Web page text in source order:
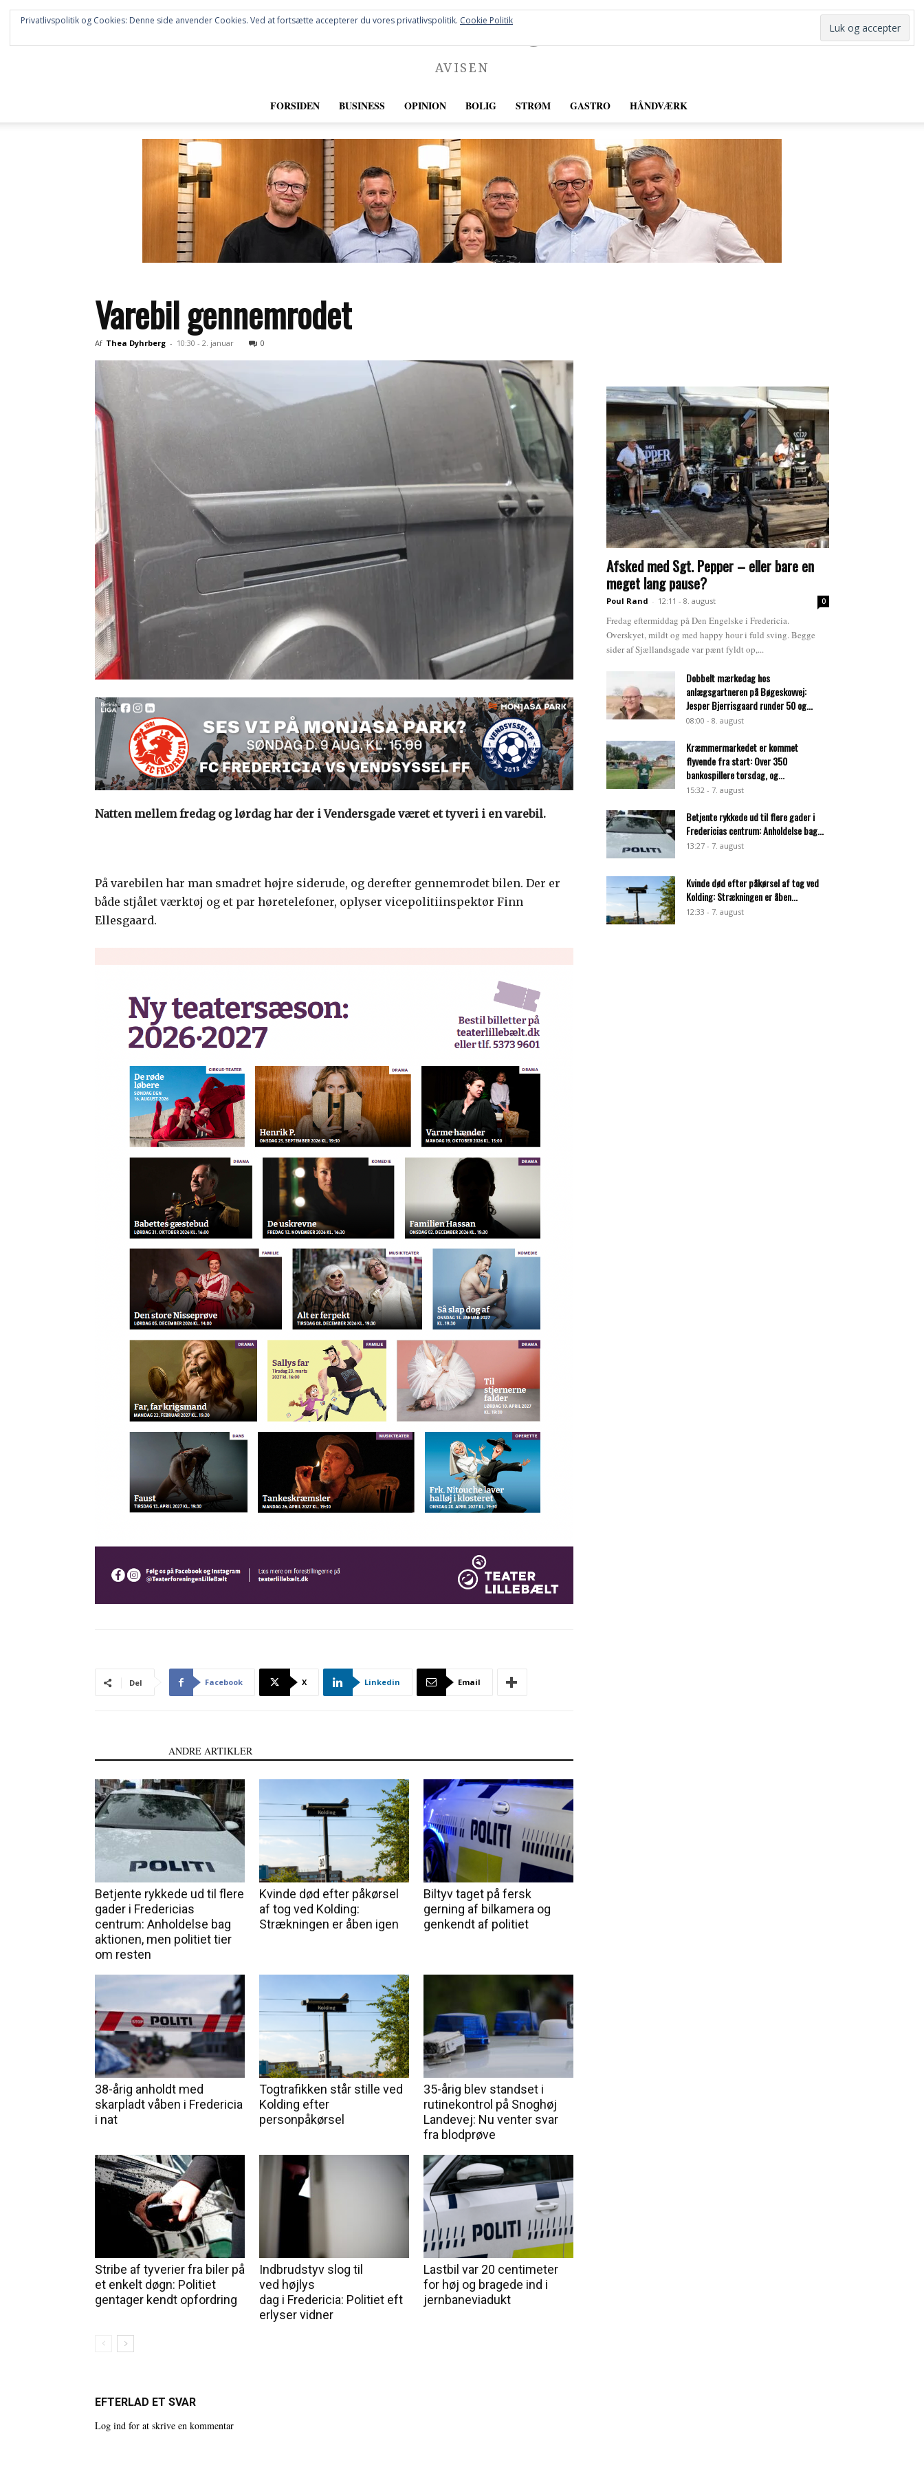
FREDERICIA
AVISEN
FORSIDEN BUSINESS OPINION BOLIG STRØM GASTRO HÅNDVÆRK
Varebil gennemrodet
Af Thea Dyhrberg - 10:30 - 2. januar 0
Natten mellem fredag og lørdag har der i Vendersgade været et tyveri i en varebil.
På varebilen har man smadret højre siderude, og derefter gennemrodet bilen. Der er
både stjålet værktøj og et par høretelefoner, oplyser vicepolitiinspektør Finn
Ellesgaard.
Del Facebook X Linkedin Email
ANDRE ARTIKLER
Betjente rykkede ud til flere
gader i Fredericias
centrum: Anholdelse bag
aktionen, men politiet tier
om resten
Kvinde død efter påkørsel
af tog ved Kolding:
Strækningen er åben igen
Biltyv taget på fersk
gerning af bilkamera og
genkendt af politiet
38-årig anholdt med
skarpladt våben i Fredericia
i nat
Togtrafikken står stille ved
Kolding efter
personpåkørsel
35-årig blev standset i
rutinekontrol på Snoghøj
Landevej: Nu venter svar
fra blodprøve
Stribe af tyverier fra biler på
et enkelt døgn: Politiet
gentager kendt opfordring
Indbrudstyv slog til
ved højlys
dag i Fredericia: Politiet eft
erlyser vidner
Lastbil var 20 centimeter
for høj og bragede ind i
jernbaneviadukt
EFTERLAD ET SVAR
Log ind for at skrive en kommentar
Afsked med Sgt. Pepper – eller bare en
meget lang pause?
Poul Rand - 12:11 - 8. august 0
Fredag eftermiddag på Den Engelske i Fredericia.
Overskyet, mildt og med happy hour i fuld sving. Begge
sider af Sjællandsgade var pænt fyldt op,...
Dobbelt mærkedag hos
anlægsgartneren på Bøgeskovvej:
Jesper Bjerrisgaard runder 50 og...
08:00 - 8. august
Kræmmermarkedet er kommet
flyvende fra start: Over 350
bankospillere torsdag, og...
15:32 - 7. august
Betjente rykkede ud til flere gader i
Fredericias centrum: Anholdelse bag...
13:27 - 7. august
Kvinde død efter påkørsel af tog ved
Kolding: Strækningen er åben...
12:33 - 7. august
Privatlivspolitik og Cookies: Denne side anvender Cookies. Ved at fortsætte accepterer du vores privatlivspolitik. Cookie Politik